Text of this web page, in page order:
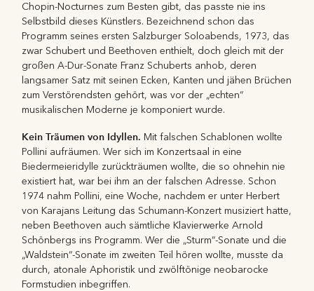
Chopin-Nocturnes zum Besten gibt, das passte nie ins
Selbstbild dieses Künstlers. Bezeichnend schon das
Programm seines ersten Salzburger Soloabends, 1973, das
zwar Schubert und Beethoven enthielt, doch gleich mit der
großen A-Dur-Sonate Franz Schuberts anhob, deren
langsamer Satz mit seinen Ecken, Kanten und jähen Brüchen
zum Verstörendsten gehört, was vor der „echten“
musikalischen Moderne je komponiert wurde.
Kein Träumen von Idyllen. Mit falschen Schablonen wollte
Pollini aufräumen. Wer sich im Konzertsaal in eine
Biedermeieridylle zurückträumen wollte, die so ohnehin nie
existiert hat, war bei ihm an der falschen Adresse. Schon
1974 nahm Pollini, eine Woche, nachdem er unter Herbert
von Karajans Leitung das Schumann-Konzert musiziert hatte,
neben Beethoven auch sämtliche Klavierwerke Arnold
Schönbergs ins Programm. Wer die „Sturm“-Sonate und die
„Waldstein“-Sonate im zweiten Teil hören wollte, musste da
durch, atonale Aphoristik und zwölftönige neobarocke
Formstudien inbegriffen.